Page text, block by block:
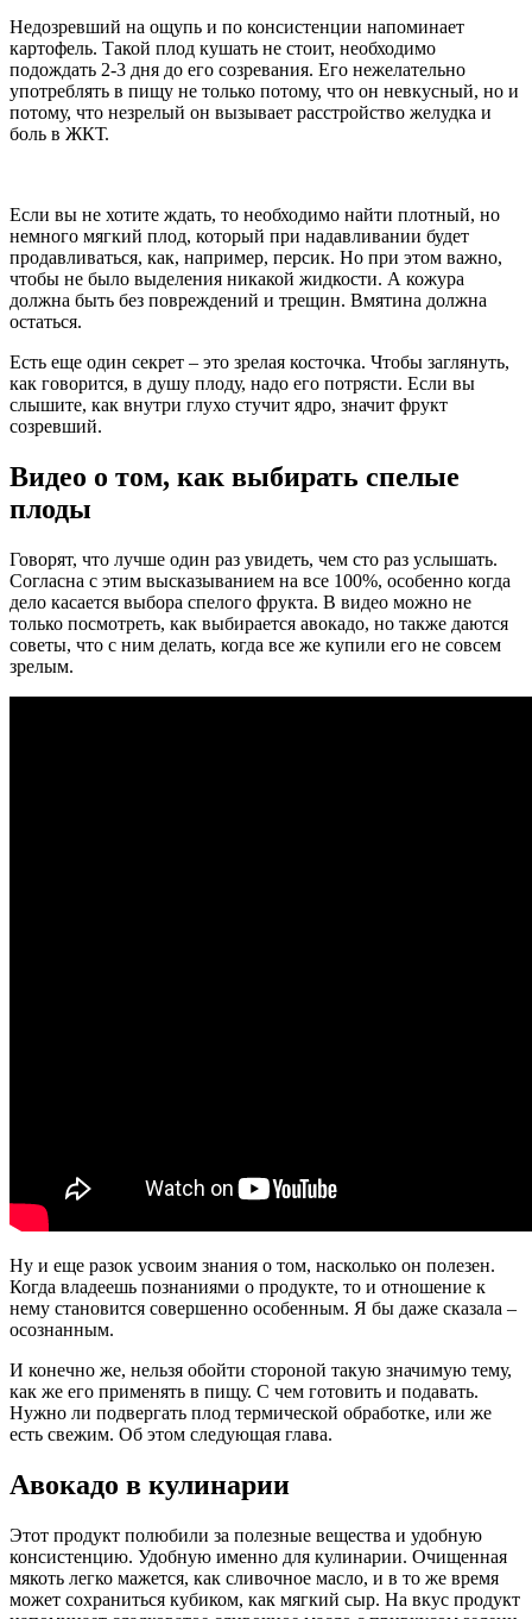
Недозревший на ощупь и по консистенции напоминает
картофель. Такой плод кушать не стоит, необходимо
подождать 2-3 дня до его созревания. Его нежелательно
употреблять в пищу не только потому, что он невкусный, но и
потому, что незрелый он вызывает расстройство желудка и
боль в ЖКТ.
Если вы не хотите ждать, то необходимо найти плотный, но
немного мягкий плод, который при надавливании будет
продавливаться, как, например, персик. Но при этом важно,
чтобы не было выделения никакой жидкости. А кожура
должна быть без повреждений и трещин. Вмятина должна
остаться.
Есть еще один секрет – это зрелая косточка. Чтобы заглянуть,
как говорится, в душу плоду, надо его потрясти. Если вы
слышите, как внутри глухо стучит ядро, значит фрукт
созревший.
Видео о том, как выбирать спелые
плоды
Говорят, что лучше один раз увидеть, чем сто раз услышать.
Согласна с этим высказыванием на все 100%, особенно когда
дело касается выбора спелого фрукта. В видео можно не
только посмотреть, как выбирается авокадо, но также даются
советы, что с ним делать, когда все же купили его не совсем
зрелым.
Ну и еще разок усвоим знания о том, насколько он полезен.
Когда владеешь познаниями о продукте, то и отношение к
нему становится совершенно особенным. Я бы даже сказала –
осознанным.
И конечно же, нельзя обойти стороной такую значимую тему,
как же его применять в пищу. С чем готовить и подавать.
Нужно ли подвергать плод термической обработке, или же
есть свежим. Об этом следующая глава.
Авокадо в кулинарии
Этот продукт полюбили за полезные вещества и удобную
консистенцию. Удобную именно для кулинарии. Очищенная
мякоть легко мажется, как сливочное масло, и в то же время
может сохраниться кубиком, как мягкий сыр. На вкус продукт